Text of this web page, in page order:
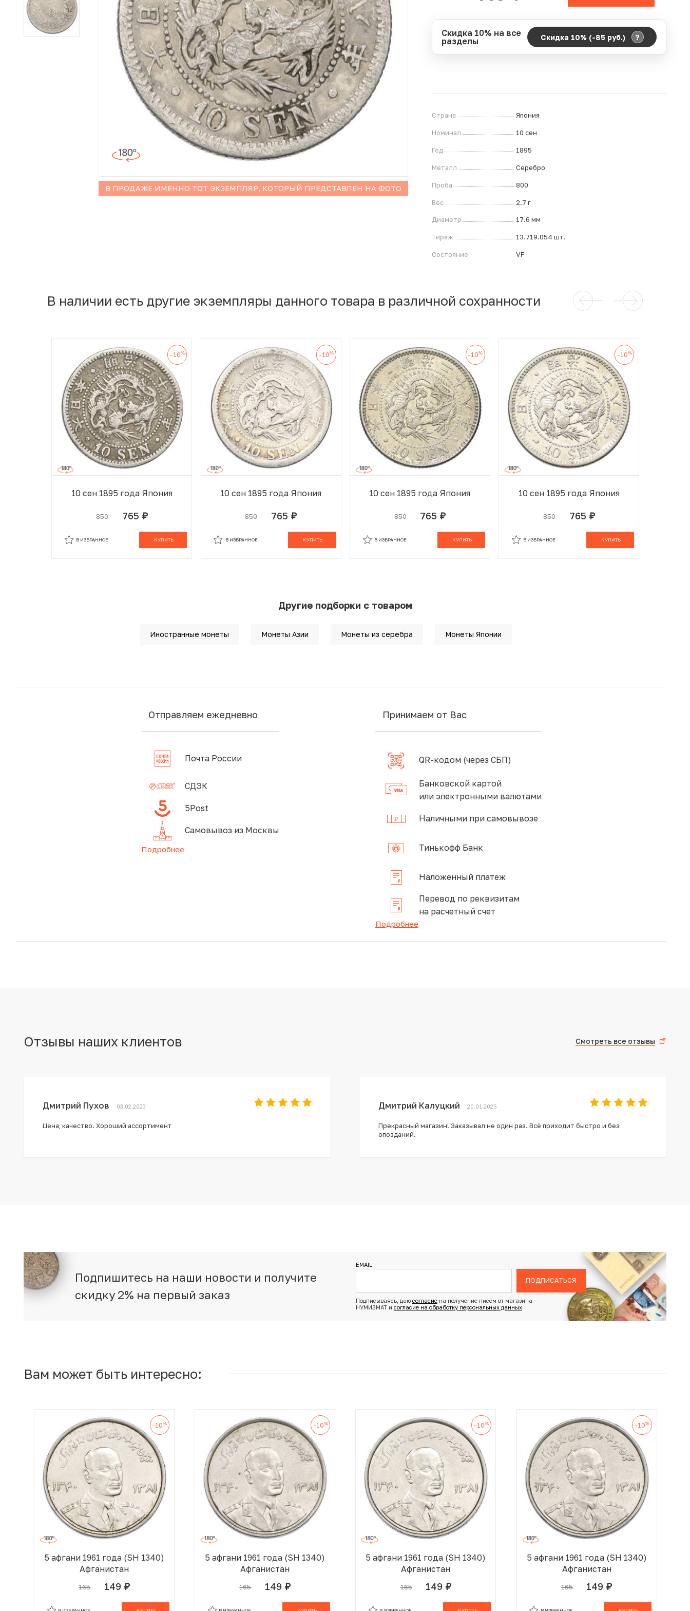
Иностранные монеты
Неофициальные выпуски монет (Unusual)
Античные и средневековые монеты
В ПРОДАЖЕ ИМЕННО ТОТ ЭКЗЕМПЛЯР, КОТОРЫЙ ПРЕДСТАВЛЕН НА ФОТО
Скидка 10% на все
разделы
Скидка 10% (-85 руб.) ?
Страна Япония
Номинал 10 сен
Год 1895
Металл Серебро
Проба 800
Вес 2.7 г
Диаметр 17.6 мм
Тираж 13.719.054 шт.
Состояние VF
В наличии есть другие экземпляры данного товара в различной сохранности
-10%
10 сен 1895 года Япония
850 765 руб.
КУПИТЬ
В ИЗБРАННОЕ
-10%
10 сен 1895 года Япония
850 765 руб.
КУПИТЬ
В ИЗБРАННОЕ
-10%
10 сен 1895 года Япония
850 765 руб.
КУПИТЬ
В ИЗБРАННОЕ
-10%
10 сен 1895 года Япония
850 765 руб.
КУПИТЬ
В ИЗБРАННОЕ
Другие подборки с товаром
Иностранные монеты Монеты Азии Монеты из серебра Монеты Японии
Отправляем ежедневно
Почта России
СДЭК
5Post
Самовывоз из Москвы
Подробнее
Принимаем от Вас
QR-кодом (через СБП)
Банковской картой
или электронными валютами
Наличными при самовывозе
Тинькофф Банк
Наложенный платеж
Перевод по реквизитам
на расчетный счет
Подробнее
Отзывы наших клиентов Смотреть все отзывы
Дмитрий Пухов 03.02.2023
Цена, качество. Хороший ассортимент
Дмитрий Калуцкий 20.01.2025
Прекрасный магазин! Заказывал не один раз. Всё приходит быстро и без
опозданий.
Подпишитесь на наши новости и получите
скидку 2% на первый заказ
EMAIL
ПОДПИСАТЬСЯ
Подписываясь, даю согласиена получение писем от магазина
НУМИЗМАТ и согласие на обработку персональных данных
Вам может быть интересно:
-10%
5 афгани 1961 года (SH 1340)
Афганистан
165 149 руб.
-10%
5 афгани 1961 года (SH 1340)
Афганистан
165 149 руб.
-10%
5 афгани 1961 года (SH 1340)
Афганистан
165 149 руб.
-10%
5 афгани 1961 года (SH 1340)
Афганистан
165 149 руб.